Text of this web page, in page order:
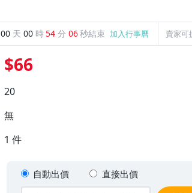
00 天 00 時54 分 04秒結束 加入行事曆 賣家可
$66
20
無
1 件
自動出價 直接出價